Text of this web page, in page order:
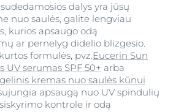
dalys yra jūsų
nuo saulės, galite lengviau
kurios apsaugo odą
ar pernelyg didelio blizgesio.
formulės, pvz.Eucerin Sun
UV serumas SPF 50+ arba
kremas nuo saulės kūnui
apsaugą nuo UV spindulių
kontrole ir odą